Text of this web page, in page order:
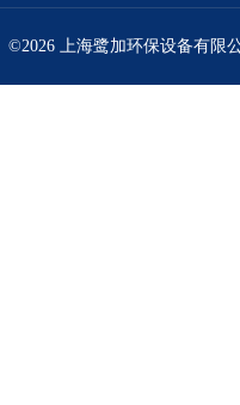
©2026 上海鹭加环保设备有限